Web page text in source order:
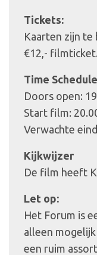
Tickets:
Kaarten zijn
€12,- filmticket.
Time
Doors open:
Start film:
Verwachte
Kijkwijzer
De film heeft
Let op:
Het Forum is
alleen
een ruim